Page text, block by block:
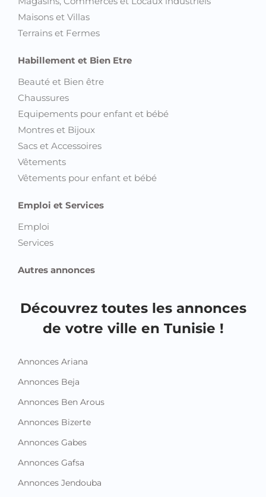
Maisons et Villas
Terrains et Fermes
Habillement et Bien Etre
Beauté et Bien être
Chaussures
Equipements pour enfant et bébé
Montres et Bijoux
Sacs et Accessoires
Vêtements
Vêtements pour enfant et bébé
Emploi et Services
Emploi
Services
Autres annonces
Découvrez toutes les annonces
de votre ville en Tunisie !
Annonces Ariana
Annonces Beja
Annonces Ben Arous
Annonces Bizerte
Annonces Gabes
Annonces Gafsa
Annonces Jendouba